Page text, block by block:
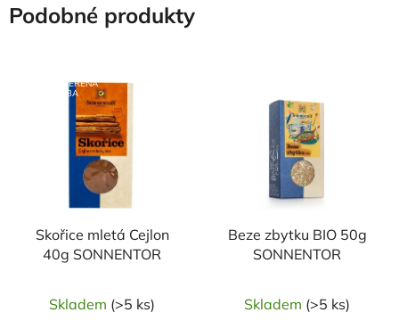
Podobné produkty
NAŠE OVĚŘENÁ
VOLBA
Skořice mletá Cejlon
40g SONNENTOR
Skladem (>5 ks)
Beze zbytku BIO 50g
SONNENTOR
Skladem (>5 ks)